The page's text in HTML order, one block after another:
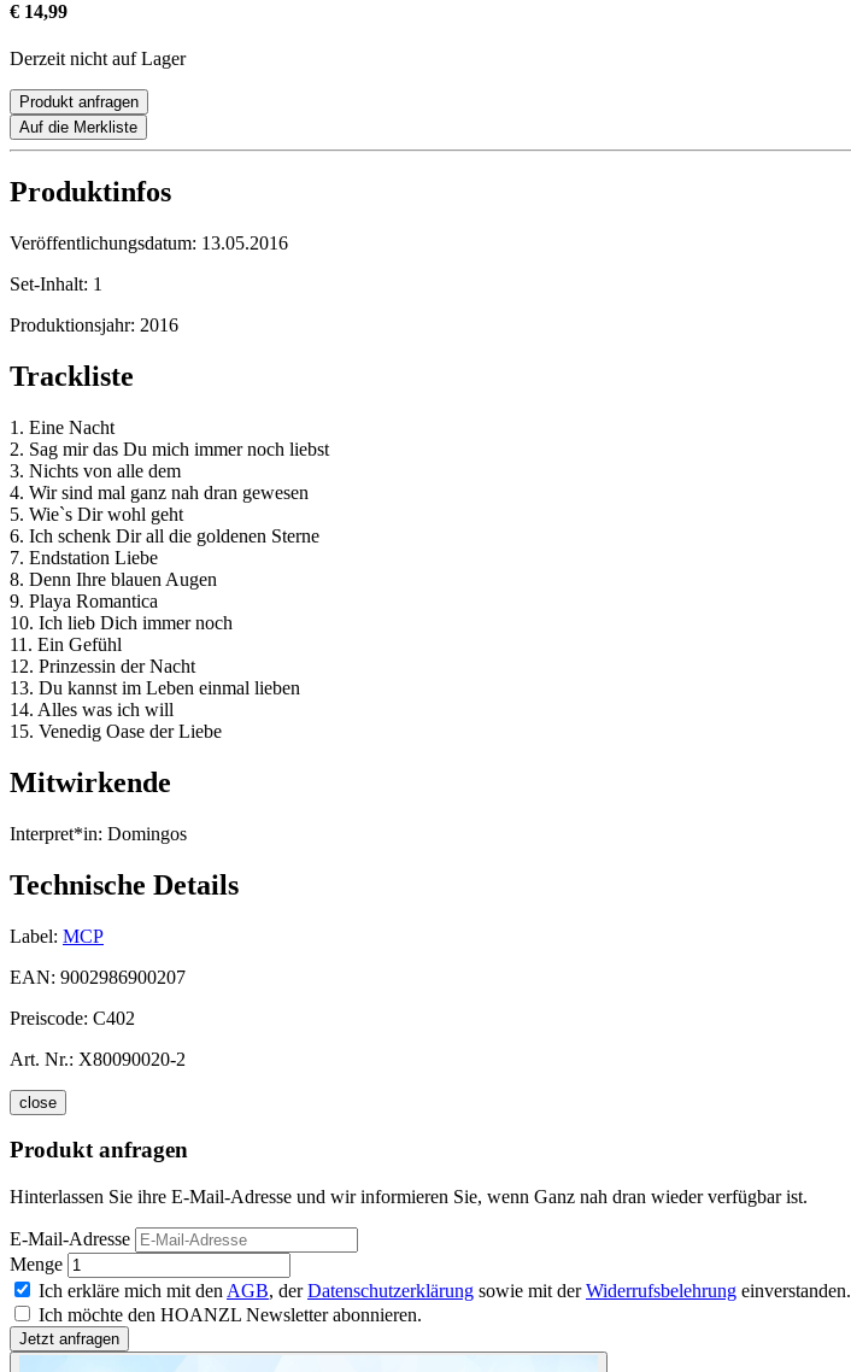
€ 14,99
Derzeit nicht auf Lager
Produkt anfragen
Auf die Merkliste
Produktinfos
Veröffentlichungsdatum: 13.05.2016
Set-Inhalt: 1
Produktionsjahr: 2016
Trackliste
1. Eine Nacht
2. Sag mir das Du mich immer noch liebst
3. Nichts von alle dem
4. Wir sind mal ganz nah dran gewesen
5. Wie`s Dir wohl geht
6. Ich schenk Dir all die goldenen Sterne
7. Endstation Liebe
8. Denn Ihre blauen Augen
9. Playa Romantica
10. Ich lieb Dich immer noch
11. Ein Gefühl
12. Prinzessin der Nacht
13. Du kannst im Leben einmal lieben
14. Alles was ich will
15. Venedig Oase der Liebe
Mitwirkende
Interpret*in: Domingos
Technische Details
Label: MCP
EAN: 9002986900207
Preiscode: C402
Art. Nr.: X80090020-2
close
Produkt anfragen
Hinterlassen Sie ihre E-Mail-Adresse und wir informieren Sie, wenn Ganz nah dran wieder verfügbar ist.
E-Mail-Adresse
Menge
Ich erkläre mich mit den AGB, derDatenschutzerklärung sowie mit derWiderrufsbelehrung einverstanden.
Ich möchte den HOANZL Newsletter abonnieren.